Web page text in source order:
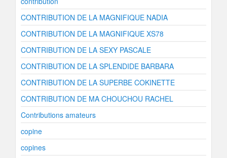
CONTRIBUTION DE LA MAGNIFIQUE NADIA
CONTRIBUTION DE LA MAGNIFIQUE XS78
CONTRIBUTION DE LA SEXY PASCALE
CONTRIBUTION DE LA SPLENDIDE BARBARA
CONTRIBUTION DE LA SUPERBE COKINETTE
CONTRIBUTION DE MA CHOUCHOU RACHEL
Contributions amateurs
copine
copines